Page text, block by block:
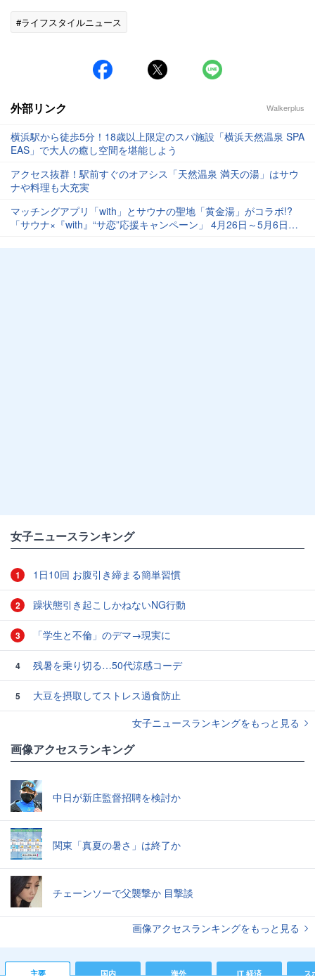
#ライフスタイルニュース
外部リンク Walkerplus
横浜駅から徒歩5分！18歳以上限定のスパ施設「横浜天然温泉 SPA
EAS」で大人の癒し空間を堪能しよう
アクセス抜群！駅前すぐのオアシス「天然温泉 満天の湯」はサウ
ナや料理も大充実
マッチングアプリ「with」とサウナの聖地「黄金湯」がコラボ!?
「サウナ×『with』“サ恋”応援キャンペーン」 4月26日～5月6日の
女子ニュースランキング
1 1日10回 お腹引き締まる簡単習慣
2 躁状態引き起こしかねないNG行動
3 「学生と不倫」のデマ→現実に
4 残暑を乗り切る…50代涼感コーデ
5
大豆を摂取してストレス過食防止
女子ニュースランキングをもっと見る
画像アクセスランキング
中日が新庄監督招聘を検討か
関東「真夏の暑さ」は終了か
チェーンソーで父襲撃か 目撃談
画像アクセスランキングをもっと見る
主要 国内 海外 IT 経済 ス